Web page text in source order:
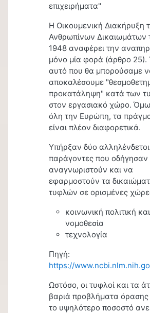
επιχειρήματα"
Η Οικουμενική Διακήρυξη
Ανθρωπίνων Δικαιωμάτων
1948 αναφέρει την
μόνο μία φορά (άρθρο 25).
αυτό που θα μπορούσαμε
αποκαλέσουμε
προκατάληψη" κατά των
στον εργασιακό χώρο.
όλη την Ευρώπη, τα
είναι πλέον διαφορετικά.
Υπήρξαν δύο αλληλένδετοι
παράγοντες που οδήγησαν
αναγνωριστούν και να
εφαρμοστούν τα
τυφλών σε ορισμένες
κοινωνική πολιτική και
νομοθεσία
τεχνολογία
Πηγή:
https://
Ωστόσο, οι τυφλοί και τα
βαριά προβλήματα όρασης
το υψηλότερο ποσοστό